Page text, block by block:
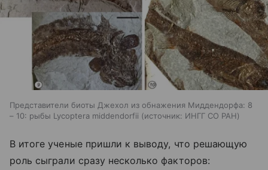
Представители биоты Джехол из обнажения Миддендорфа: 8
– 10: рыбы Lycoptera middendorfii
источник: ИНГГ СО РАН
В итоге ученые пришли к выводу, что решающую
роль сыграли сразу несколько факторов: